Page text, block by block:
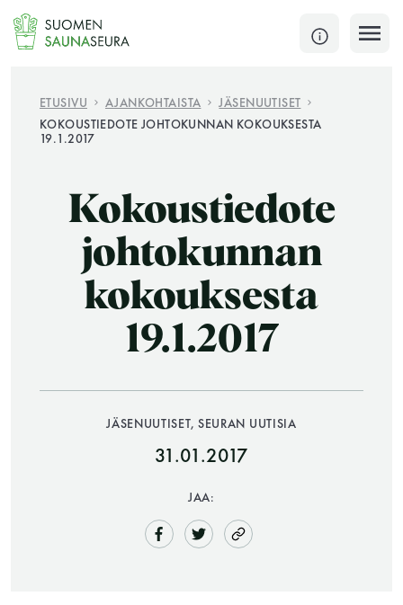
Siirry
sisältöön
SULJE
Jokaisen kuun 1. lauantai on jaettu ja jokaisen kuun
KATSO TARKEMMAT AUKIOLOAJAT
JÄSENSIVUT
HAE
ETUSIVU AJANKOHTAISTA
JÄSENUUTISET
KOKOUSTIEDOTE JOHTOKUNNAN KOKOUKSESTA
19.1.2017
Kokoustiedote
johtokunnan
kokouksesta
19.1.2017
JÄSENUUTISET, SEURAN UUTISIA
31.01.2017
JAA: